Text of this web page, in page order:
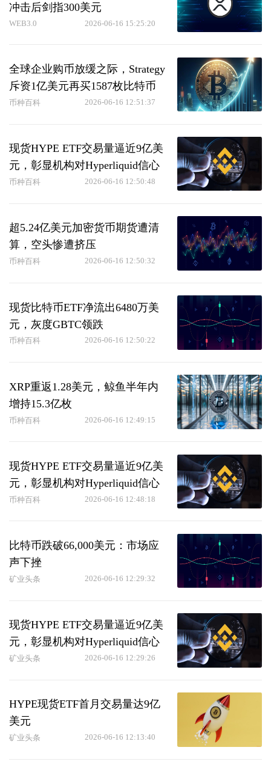
冲击后剑指300美元
WEB3.0 2026-06-16 15:25:20
全球企业购币放缓之际，Strategy
斥资1亿美元再买1587枚比特币
币种百科 2026-06-16 12:51:37
现货HYPE ETF交易量逼近9亿美
元，彰显机构对Hyperliquid信心
币种百科 2026-06-16 12:50:48
超5.24亿美元加密货币期货遭清
算，空头惨遭挤压
币种百科 2026-06-16 12:50:32
现货比特币ETF净流出6480万美
元，灰度GBTC领跌
币种百科 2026-06-16 12:50:22
XRP重返1.28美元，鲸鱼半年内
增持15.3亿枚
币种百科 2026-06-16 12:49:15
现货HYPE ETF交易量逼近9亿美
元，彰显机构对Hyperliquid信心
币种百科 2026-06-16 12:48:18
比特币跌破66,000美元：市场应
声下挫
矿业头条 2026-06-16 12:29:32
现货HYPE ETF交易量逼近9亿美
元，彰显机构对Hyperliquid信心
矿业头条 2026-06-16 12:29:26
HYPE现货ETF首月交易量达9亿
美元
矿业头条 2026-06-16 12:13:40